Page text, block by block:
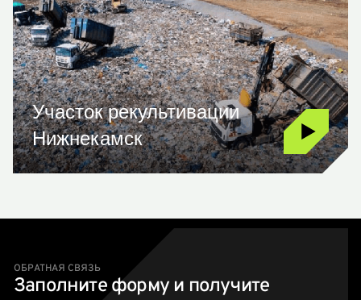
Участок рекультивации
Нижнекамск
ОБРАТНАЯ СВЯЗЬ
Заполните форму и получите